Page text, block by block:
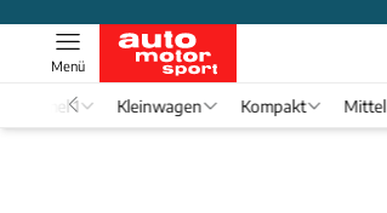
Menü
Formel 1 Kleinwagen Kompakt